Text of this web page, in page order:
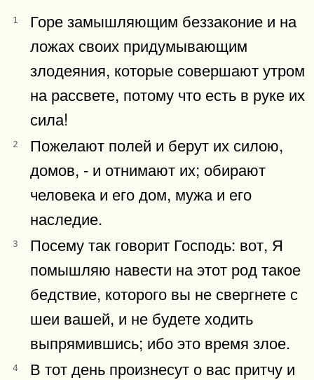
1
Горе замышляющим беззаконие и на
ложах своих придумывающим
злодеяния, которые совершают утром
на рассвете, потому что есть в руке их
сила!
2
Пожелают полей и берут их силою,
домов, - и отнимают их; обирают
человека и его дом, мужа и его
наследие.
3
Посему так говорит Господь: вот, Я
помышляю навести на этот род такое
бедствие, которого вы не свергнете с
шеи вашей, и не будете ходить
выпрямившись; ибо это время злое.
4
В тот день произнесут о вас притчу и